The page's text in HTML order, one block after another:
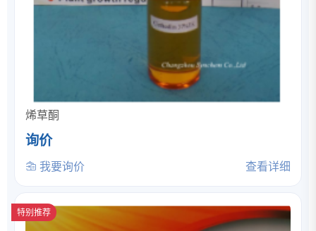
烯草酮
询价
我要询价 查看详细
特别推荐